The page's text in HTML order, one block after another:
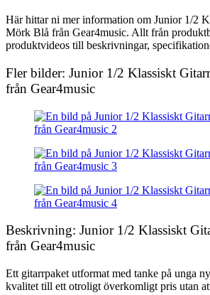
Här hittar ni mer information om Junior 1/2
Mörk Blå från Gear4music. Allt från
produktvideos till beskrivningar,
Fler bilder: Junior 1/2 Klassiskt
från Gear4music
Beskrivning: Junior 1/2 Klassiskt
från Gear4music
Ett gitarrpaket utformat med tanke på unga
kvalitet till ett otroligt överkomligt pris utan